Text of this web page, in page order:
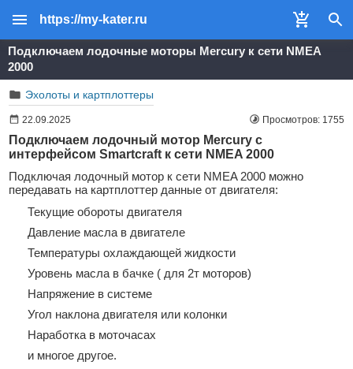
https://my-kater.ru
Подключаем лодочные моторы Mercury к сети NMEA
2000
Эхолоты и картплоттеры
22.09.2025 Просмотров: 1755
Подключаем лодочный мотор Mercury с
интерфейсом Smartcraft к сети NMEA 2000
Подключая лодочный мотор к сети NMEA 2000 можно
передавать на картплоттер данные от двигателя:
Текущие обороты двигателя
Давление масла в двигателе
Температуры охлаждающей жидкости
Уровень масла в бачке ( для 2т моторов)
Напряжение в системе
Угол наклона двигателя или колонки
Наработка в моточасах
и многое другое.